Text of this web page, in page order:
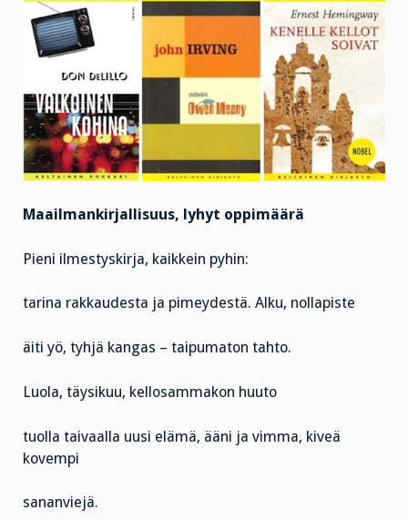
Maailmankirjallisuus, lyhyt oppimäärä
Pieni ilmestyskirja, kaikkein pyhin:
tarina rakkaudesta ja pimeydestä. Alku, nollapiste
äiti yö, tyhjä kangas – taipumaton tahto.
Luola, täysikuu, kellosammakon huuto
tuolla taivaalla uusi elämä, ääni ja vimma, kiveä
kovempi
sananviejä.